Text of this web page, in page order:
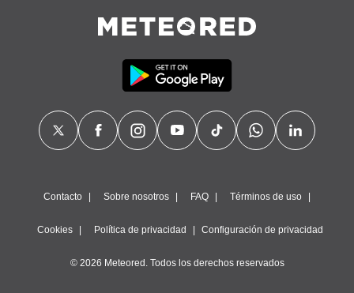
Nosotros y nuestros socios hacemos el siguiente
Almacenar la información en un dispositivo y/o acceder a
ella, uso de datos limitados para seleccionar anuncios
perfiles para seleccionar la publicidad personalizada, crear un
perfil para personalizar el contenido, uso de perfiles para la
selección de contenido personalizado, medir el rendimiento
la combinación de datos procedentes de diferentes fuentes,
con el objetivo de seleccionar el contenido.
mediante análisis de dispositivos, publicidad y contenido
Contacto Sobre nosotros FAQ Términos de uso
Cookies Política de privacidad Configuración de privacidad
© 2026 Meteored. Todos los derechos reservados